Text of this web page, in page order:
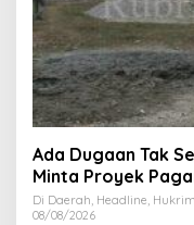
Ada Dugaan Tak
Minta Proyek
Dihentikan
Di Daerah, Headline,
08/08/2026